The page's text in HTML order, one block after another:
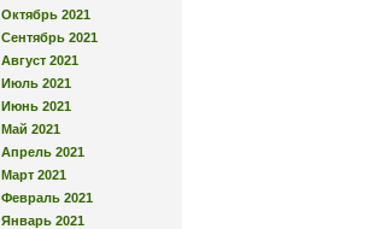
Октябрь 2021
Сентябрь 2021
Август 2021
Июль 2021
Июнь 2021
Май 2021
Апрель 2021
Март 2021
Февраль 2021
Январь 2021